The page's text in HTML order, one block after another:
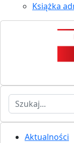
Książka
Szukaj
Aktualności